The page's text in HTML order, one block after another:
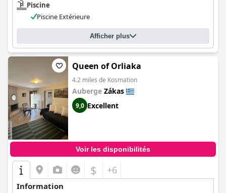
Piscine
Piscine Extérieure
Afficher plus
Queen of Orliaka
4.2 miles de Kosmation
Auberge Zákas
9,0 Excellent
Voir les disponibilités
$ +6
Information